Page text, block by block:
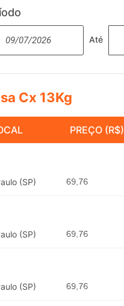
Até
Cx 13Kg
PREÇO (R$)
(SP)
(SP)
(SP)